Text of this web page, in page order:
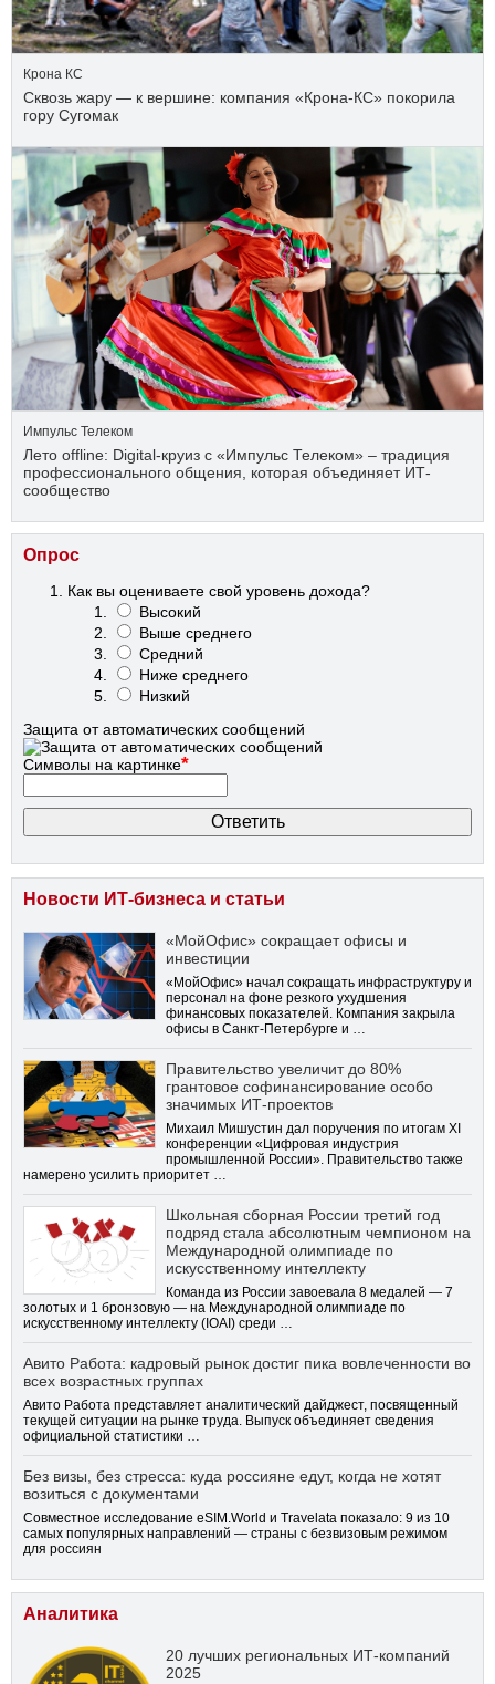
Крона КС
Сквозь жару — к вершине: компания «Крона‑КС» покорила
гору Сугомак
Импульс Телеком
Лето offline: Digital-круиз с «Импульс Телеком» – традиция
профессионального общения, которая объединяет ИТ-
сообщество
Опрос
Как вы оцениваете свой уровень дохода?
Высокий
Выше среднего
Средний
Ниже среднего
Низкий
Защита от автоматических сообщений
Символы на картинке*
Новости ИТ-бизнеса и статьи
«МойОфис» сокращает офисы и
инвестиции
«МойОфис» начал сокращать инфраструктуру и
персонал на фоне резкого ухудшения
финансовых показателей. Компания закрыла
офисы в Санкт-Петербурге и …
Правительство увеличит до 80%
грантовое софинансирование особо
значимых ИТ-проектов
Михаил Мишустин дал поручения по итогам XI
конференции «Цифровая индустрия
промышленной России». Правительство также
намерено усилить приоритет …
Школьная сборная России третий год
подряд стала абсолютным чемпионом на
Международной олимпиаде по
искусственному интеллекту
Команда из России завоевала 8 медалей — 7
золотых и 1 бронзовую — на Международной олимпиаде по
искусственному интеллекту (IOAI) среди …
Авито Работа: кадровый рынок достиг пика вовлеченности во
всех возрастных группах
Авито Работа представляет аналитический дайджест, посвященный
текущей ситуации на рынке труда. Выпуск объединяет сведения
официальной статистики …
Без визы, без стресса: куда россияне едут, когда не хотят
возиться с документами
Совместное исследование eSIM.World и Travelata показало: 9 из 10
самых популярных направлений — страны с безвизовым режимом
для россиян
Аналитика
20 лучших региональных ИТ-компаний
2025